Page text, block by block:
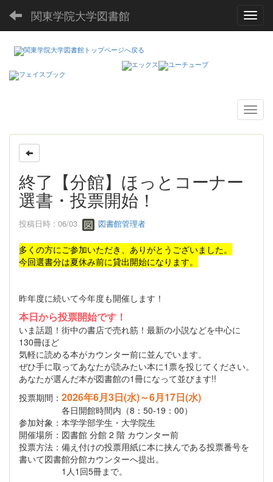
関東学院大学図書館
終了【分館】ほっとコーナー
選書・投票開始！
投稿日時 : 06/03 図書館管理者
多くの方にご参加いただき、ありがとうございました。
今回選書分は夏休み前に貸出開始になります。
昨年度に続いて今年度も開催します！
本日から投票開始です！
いま話題！街中の書店で売れ筋！最新の小説などを中心に
130冊ほど
気軽に読める本がカウンター前に並んでいます。
ぜひ手に取ってあなたが読みたい本に1票を投じてください。
あなたが選んだ本が図書館の1冊になって並びます!!
投票期間： 2026年6月3日(水)～6月17日(水)
各日開館時間内（8：50-19：00）
参加対象：本学学部学生・大学院生
開催場所：図書館 分館 2 階 カウンター前
投票方法：備え付けの投票用紙に本に挟んである投票番号を
書いて図書館分館カウンターへ提出。
1人1回5冊まで。